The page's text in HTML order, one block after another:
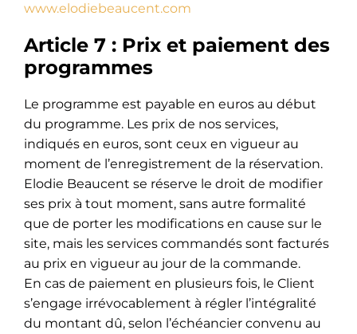
www.elodiebeaucent.com
Article 7 : Prix et paiement des
programmes
Le programme est payable en euros au début
du programme. Les prix de nos services,
indiqués en euros, sont ceux en vigueur au
moment de l’enregistrement de la réservation.
Elodie Beaucent se réserve le droit de modifier
ses prix à tout moment, sans autre formalité
que de porter les modifications en cause sur le
site, mais les services commandés sont facturés
au prix en vigueur au jour de la commande.
En cas de paiement en plusieurs fois, le Client
s’engage irrévocablement à régler l’intégralité
du montant dû, selon l’échéancier convenu au